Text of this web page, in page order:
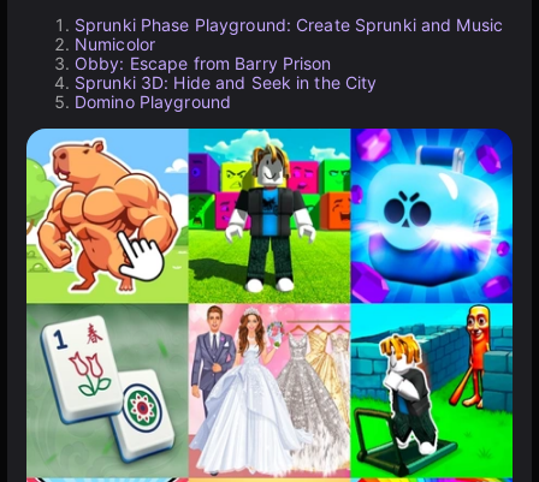
Sprunki Phase Playground: Create Sprunki and Music
Numicolor
Obby: Escape from Barry Prison
Sprunki 3D: Hide and Seek in the City
Domino Playground